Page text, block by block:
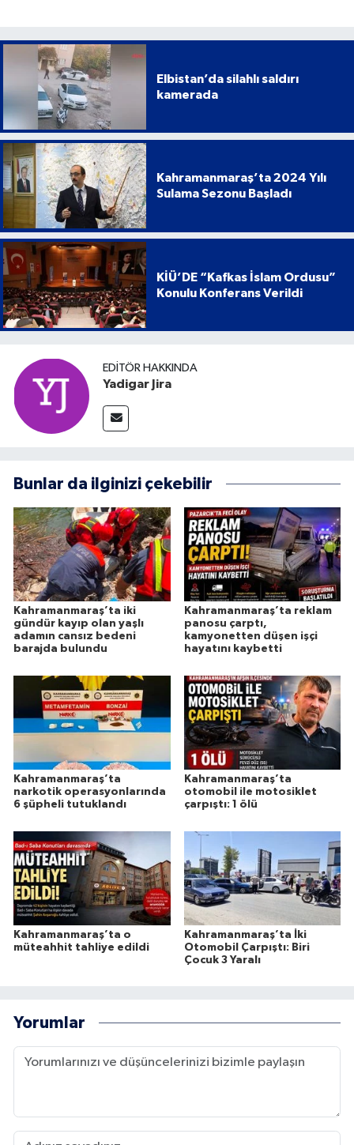
Elbistan’da silahlı saldırı
kamerada
Kahramanmaraş’ta 2024 Yılı
Sulama Sezonu Başladı
KİÜ’DE “Kafkas İslam Ordusu”
Konulu Konferans Verildi
EDITÖR HAKKINDA
Yadigar Jira
Bunlar da ilginizi çekebilir
Kahramanmaraş’ta iki
gündür kayıp olan yaşlı
adamın cansız bedeni
barajda bulundu
Kahramanmaraş’ta reklam
panosu çarptı,
kamyonetten düşen işçi
hayatını kaybetti
Kahramanmaraş’ta
narkotik operasyonlarında
6 şüpheli tutuklandı
Kahramanmaraş’ta
otomobil ile motosiklet
çarpıştı: 1 ölü
Kahramanmaraş’ta o
müteahhit tahliye edildi
Kahramanmaraş’ta İki
Otomobil Çarpıştı: Biri
Çocuk 3 Yaralı
Yorumlar